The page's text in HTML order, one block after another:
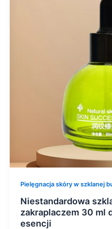
Pielęgnacja skóry w szklanej
Niestandardowa
zakraplaczem 30 ml
esencji